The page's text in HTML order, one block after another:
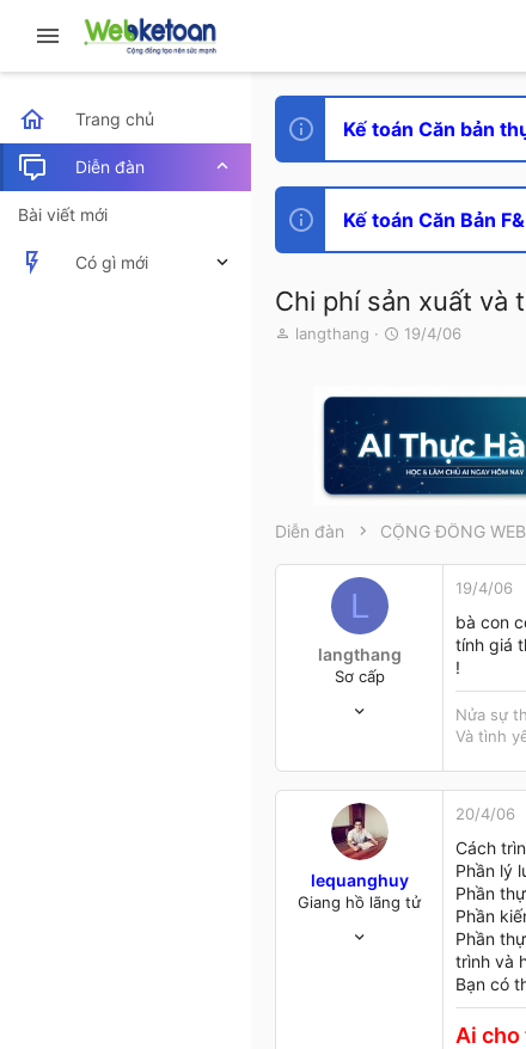
Trang chủ
Diễn đàn
Bài viết mới
Có gì mới
Kế toán Căn bản
Kế toán Căn Bản
Chi phí sản xuất và
T
r
e
langthang
N
y
ử
i
19/4/06
Diễn đàn CỘNG ĐỒNG
L
langthang
Sơ cấp
Binh Duong
19/4/06
bà con
tính giá
!
Nửa sự
Và tình
lequanghuy
Giang hồ lãng tử
20/4/06
Cách
Phần lý
Phần
Phần
Phần
trình và
Bạn có
Ai